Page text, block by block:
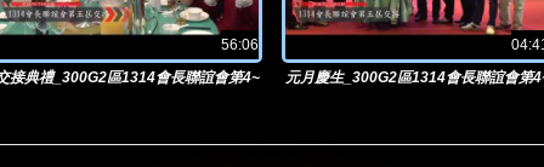
56:06
接典禮_300G2區1314會長聯誼會第4~
元月慶生_300G2區1314會長聯誼會第